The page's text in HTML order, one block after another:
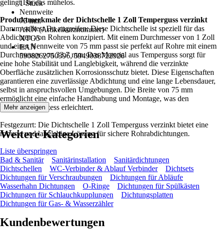
1 Stück
Nennweite
75 mm
AKN (Artikelkurznummer)
XTG5
EAN
5908262750396, 5949038722926
gelingt Dir das mühelos.
Produktmerkmale der Dichtschelle 1 Zoll Temperguss verzinkt
Darum solltest Du zugreifen: Diese Dichtschelle ist speziell für das
Abdichten von Rohren konzipiert. Mit einem Durchmesser von 1 Zoll
und einer Nennweite von 75 mm passt sie perfekt auf Rohre mit einem
Durchmesser von 33,7 mm. Das Material aus Temperguss sorgt für
eine hohe Stabilität und Langlebigkeit, während die verzinkte
Oberfläche zusätzlichen Korrosionsschutz bietet. Diese Eigenschaften
garantieren eine zuverlässige Abdichtung und eine lange Lebensdauer,
selbst in anspruchsvollen Umgebungen. Die Breite von 75 mm
ermöglicht eine einfache Handhabung und Montage, was den
Installationsprozess erleichtert.
Festgezurrt: Die Dichtschelle 1 Zoll Temperguss verzinkt bietet eine
robuste und langlebige Lösung für sichere Rohrabdichtungen.
Mehr anzeigen
Weitere Kategorien
Liste überspringen
Bad & Sanitär
Sanitärinstallation
Sanitärdichtungen
Dichtschellen
WC-Verbinder & Ablauf Verbinder
Dichtsets
Dichtungen für Verschraubungen
Dichtungen für Abläufe
Wasserhahn Dichtungen
O-Ringe
Dichtungen für Spülkästen
Dichtungen für Schlauchkupplungen
Dichtungsplatten
Dichtungen für Gas- & Wasserzähler
Kundenbewertungen